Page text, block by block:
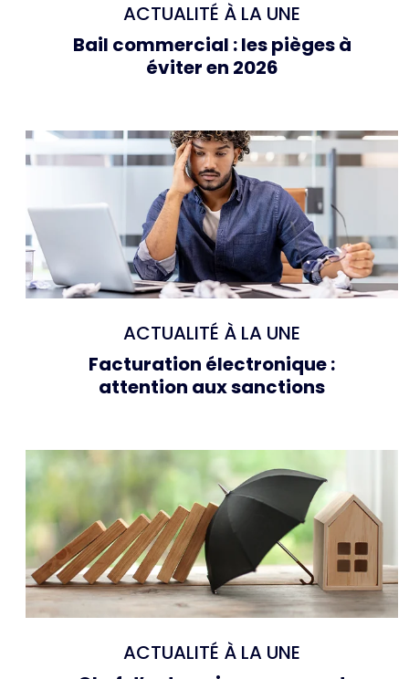
ACTUALITÉ À LA UNE
Bail commercial : les pièges à
éviter en 2026
ACTUALITÉ À LA UNE
Facturation électronique :
attention aux sanctions
ACTUALITÉ À LA UNE